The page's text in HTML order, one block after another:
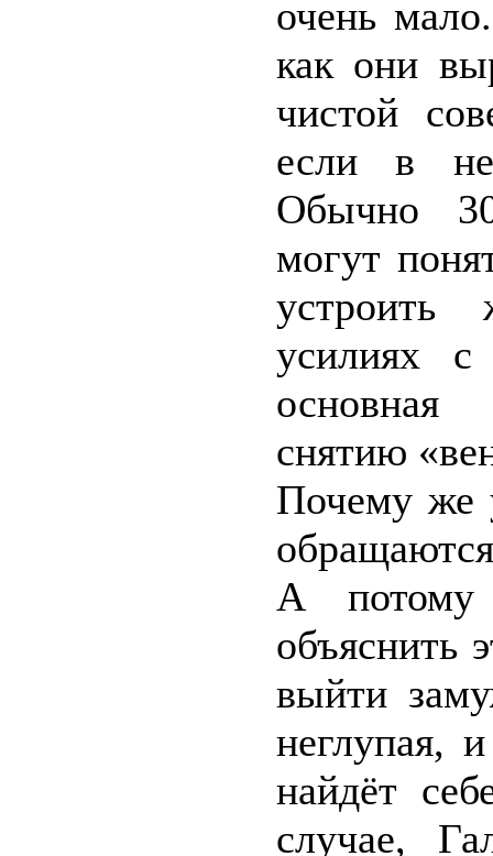
очень
как они
чистой
если в
Обычно
могут
усилиях
основная
снятию
Почему же
А
объяснить
выйти
неглупая,
найдёт
случае,